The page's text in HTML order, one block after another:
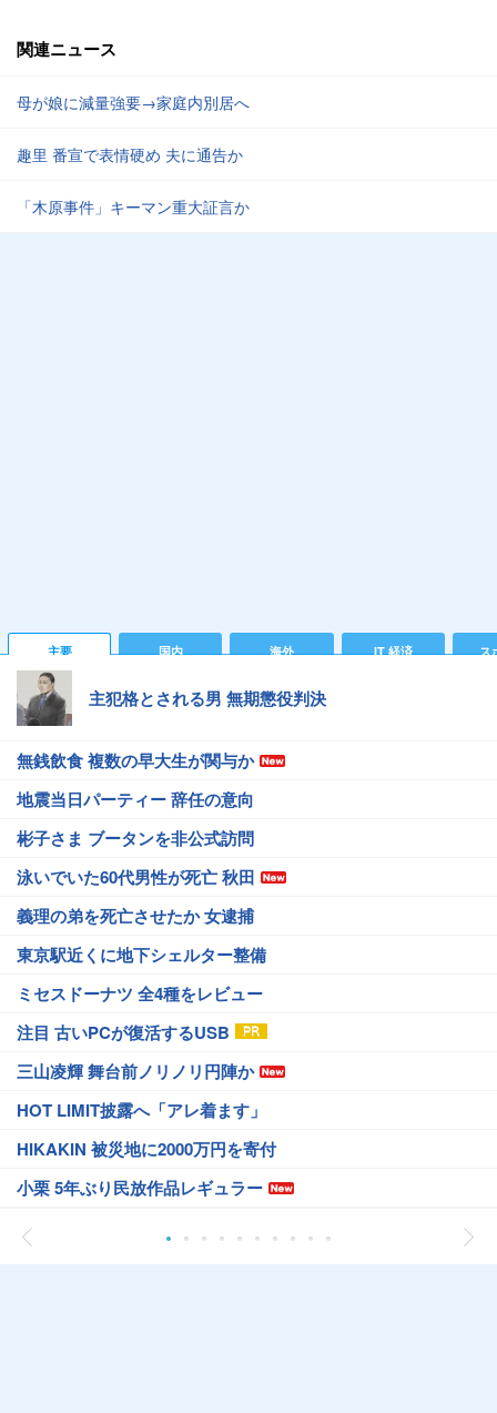
関連ニュース
母が娘に減量強要→家庭内別居へ
趣里 番宣で表情硬め 夫に通告か
「木原事件」キーマン重大証言か
主要 国内 海外 IT 経済 ス
主犯格とされる男 無期懲役判決
無銭飲食 複数の早大生が関与か
地震当日パーティー 辞任の意向
彬子さま ブータンを非公式訪問
泳いでいた60代男性が死亡 秋田
義理の弟を死亡させたか 女逮捕
東京駅近くに地下シェルター整備
ミセスドーナツ 全4種をレビュー
注目 古いPCが復活するUSB
三山凌輝 舞台前ノリノリ円陣か
HOT LIMIT披露へ「アレ着ます」
HIKAKIN 被災地に2000万円を寄付
小栗 5年ぶり民放作品レギュラー